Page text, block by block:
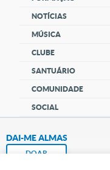
NOTÍCIAS
MÚSICA
CLUBE
SANTUÁRIO
COMUNIDADE
SOCIAL
DAI-ME ALMAS
DOAR